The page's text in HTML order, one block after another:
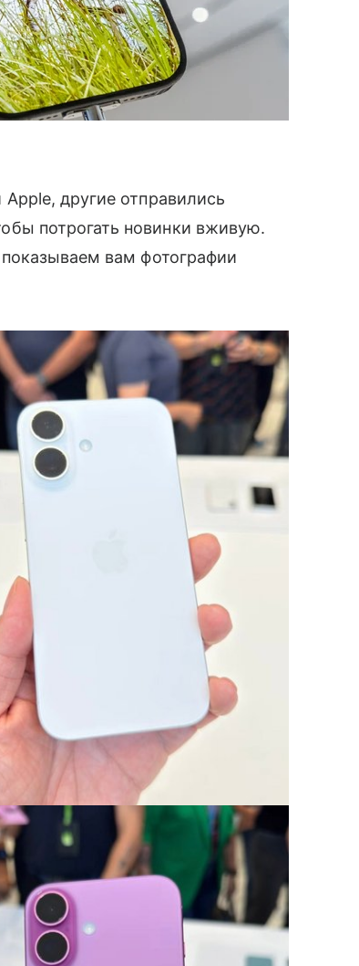
другие отправились
потрогать новинки вживую.
вам фотографии